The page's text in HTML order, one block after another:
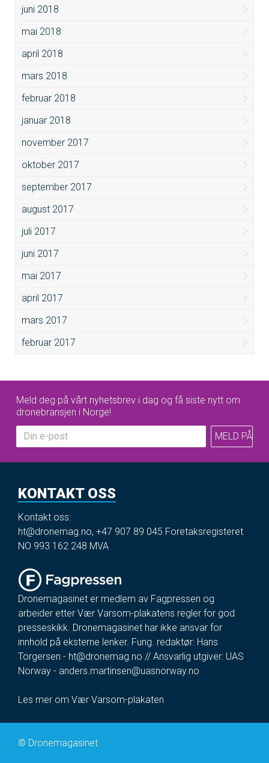
juni 2018
mai 2018
april 2018
mars 2018
februar 2018
januar 2018
november 2017
oktober 2017
september 2017
august 2017
juli 2017
juni 2017
mai 2017
april 2017
mars 2017
februar 2017
Meld deg på vårt nyhetsbrev i dag og få siste nytt om
dronebransjen i Norge!
KONTAKT OSS
Kontakt oss:
ht@dronemag.no, +47 907 89 045 Foretaksregisteret
NO 993 162 248 MVA
Dronemagasinet er medlem av Fagpressen og
arbeider etter Vær Varsom-plakatens regler for god
presseskikk. Dronemagasinet har ikke ansvar for
innhold på eksterne lenker. Fung. redaktør: Hans
Torgersen - ht@dronemag.no // Ansvarlig utgiver: UAS
Norway - anders.martinsen@uasnorway.no
Les mer om Vær Varsom-plakaten
© Dronemagasinet